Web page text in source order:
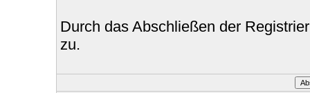
Durch das Abschließen der
zu.